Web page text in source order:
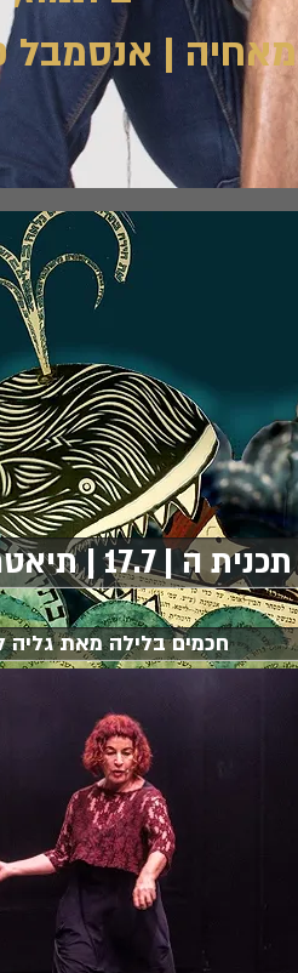
מאחיה | אנסמבל
תכנית ה | 17.7 | תיאטרון הקרון
חכמים בלילה מאת גליה